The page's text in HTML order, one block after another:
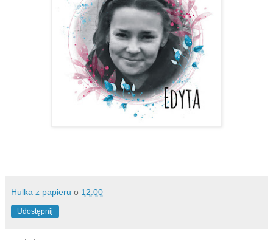
Hulka z papieru o 12:00
Udostępnij